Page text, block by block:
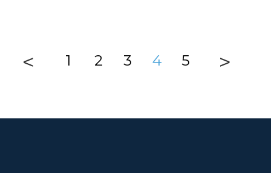
< 1 2 3 4 5 >